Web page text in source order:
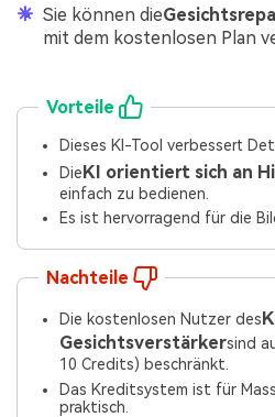
Sie können die
mit dem kostenlosen Plan
Vorteile
Dieses KI-Tool verbessert
DieKI orientiert sich an
einfach zu bedienen.
Es ist hervorragend für die
Nachteile
Die kostenlosen Nutzer des
Gesichtsverstärkersind
10 Credits) beschränkt.
Das Kreditsystem ist für
praktisch.